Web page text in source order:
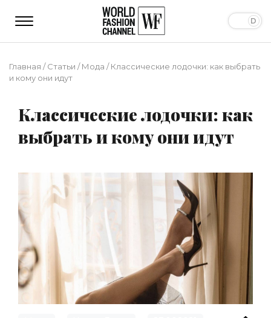
Главная /Статьи /Мода /Классические лодочки: как выбрать
и кому они идут
Классические лодочки: как
выбрать и кому они идут